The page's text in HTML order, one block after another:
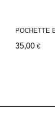
POCHETTE
35,00 €